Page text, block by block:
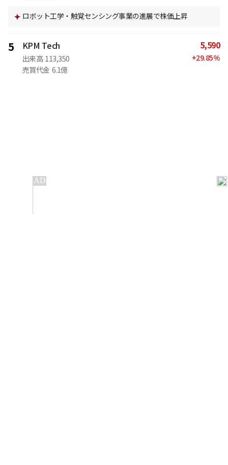
ロボット工学・触覚センシング事業の進展で株価上昇
5 KPM Tech
出来高 113,350
売買代金 6.1億
5,590
+29.85%
金融